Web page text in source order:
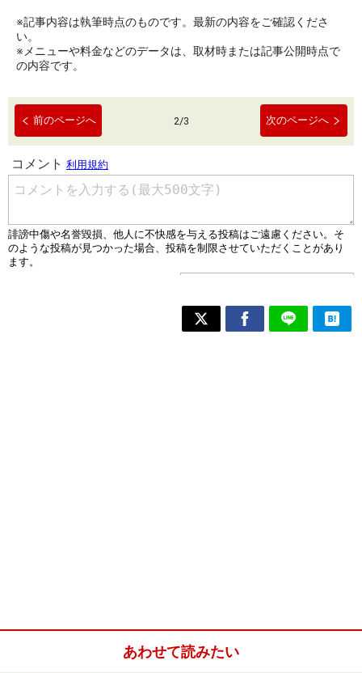
※記事内容は執筆時点のものです。最新の内容をご確認くださ
い。
※メニューや料金などのデータは、取材時または記事公開時点で
の内容です。
前のページへ 2/3 次のページへ
あわせて読みたい